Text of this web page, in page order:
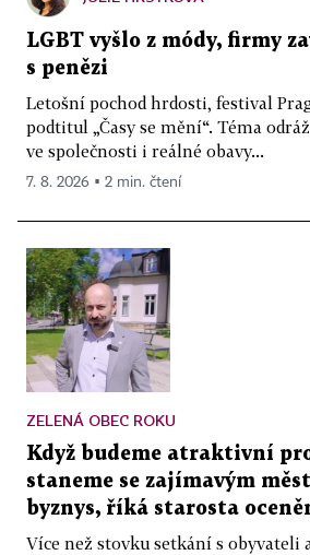
LGBT vyšlo z módy, firmy
s penězi
Letošní pochod hrdosti, festival
podtitul „Časy se mění“. Téma
ve společnosti i reálné obavy...
7. 8. 2026 ▪ 2 min. čtení
ZELENÁ OBEC ROKU
Když budeme atraktivní
staneme se zajímavým
byznys, říká starosta
Více než stovku setkání s obyvateli